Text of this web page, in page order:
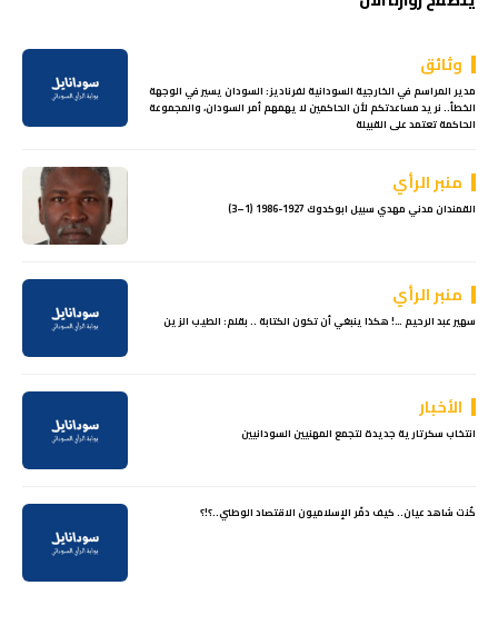
وثائق
مدير المراسم في الخارجية السودانية لفرناديز: السودان يسير في الوجهة
الخطأ.. نريد مساعدتكم لأن الحاكمين لا يهمهم أمر السودان، والمجموعة
الحاكمة تعتمد على القبيلة
منبر الرأي
القمندان مدني مهدي سبيل ابوكدوك 1927-1986 (1–3)
منبر الرأي
سهير عبد الرحيم …! هكذا ينبغي أن تكون الكتابة .. بقلم: الطيب الزين
الأخبار
انتخاب سكرتارية جديدة لتجمع المهنيين السودانيين
كُنت شاهد عيان.. كيف دمّر الإسلاميون الاقتصاد الوطني..؟!؟